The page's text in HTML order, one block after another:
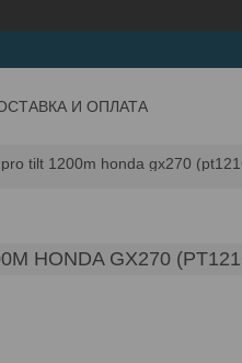
И ОПЛАТА
tilt 1200m honda gx270
HONDA GX270